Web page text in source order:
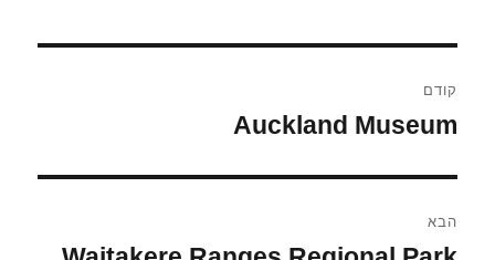
קודם
הפוסט
Auckland Museum
הבא
הפוסט